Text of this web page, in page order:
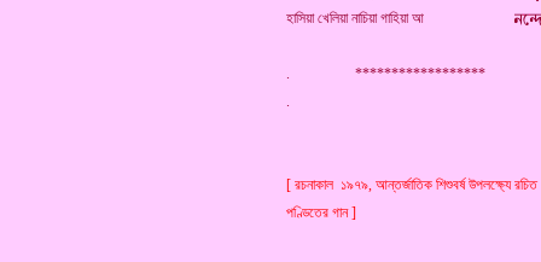
হাসিয়া খেলিয়া নাচিয়া গাহিয়া আ
. ******************
[ রচনাকাল ১৯৭৯, আন্তর্জাতিক শিশুবর্ষ উপলক্ষ্যে রচিত
পণ্ডিতের গান ]